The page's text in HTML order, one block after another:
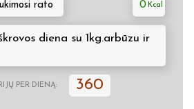
rato 0
diena su 1kg.arbūzu ir
PER DIENĄ: 360